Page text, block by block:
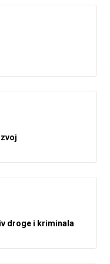
droge i kriminala